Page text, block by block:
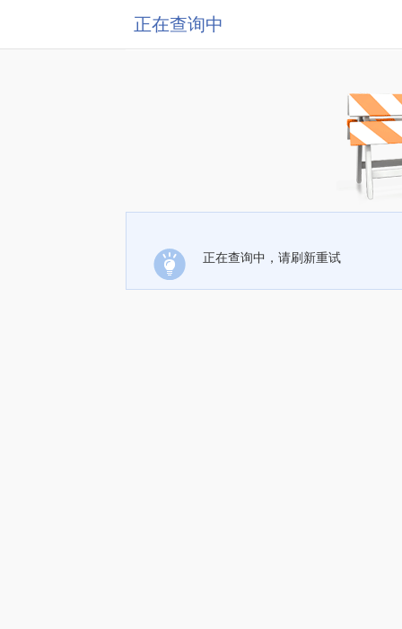
正在查询中
正在查询中，请刷新重试